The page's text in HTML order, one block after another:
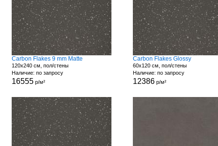
Carbon Flakes 9 mm Matte
120x240 см, пол/стены
Наличие: по запросу
16555р/м²
Carbon Flakes Glossy
60x120 см, пол/стены
Наличие: по запросу
12386р/м²